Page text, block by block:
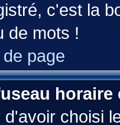
c'est la
de mots !
page
choisi